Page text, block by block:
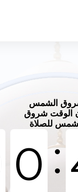
الشمس
الوقت شروق
للصلاة
0: